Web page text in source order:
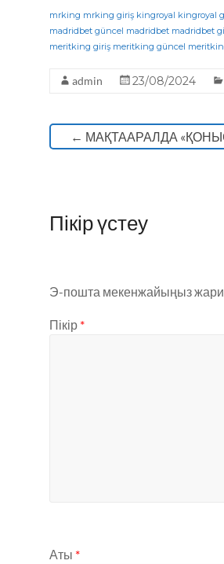
c
e
b
o
k
it
te
e
g
ra
m
a
ts
A
p
mrking mrking giriş kingroyal kingroyal
madridbet güncel madridbet madridbet
meritking giriş meritking güncel
admin 23/08/2024
← МАҚТААРАЛДА
Пікір үстеу
Э-пошта мекенжайыңыз
Пікір *
Аты *